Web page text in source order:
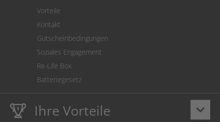
Vorteile
Kontakt
Gutscheinbedingungen
Soziales Engagement
Re-Life Box
Batteriegesetz
keyboard_arrow_down
Ihre Vorteile